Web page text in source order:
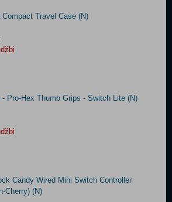
Compact Travel Case (N)
- Pro-Hex Thumb Grips - Switch Lite (N)
Candy Wired Mini Switch Controller
Cherry) (N)